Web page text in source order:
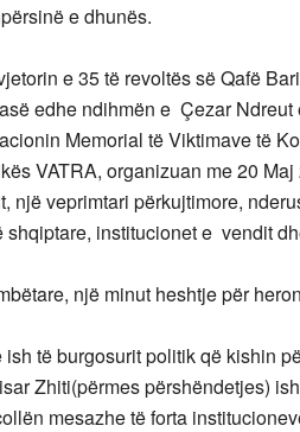
e dhunës.
e 35 të revoltës së Qafë
edhe ndihmën e Çezar Ndreut
Memorial të Viktimave të
VATRA, organizuan me 20
një veprimtari përkujtimore,
shqiptare, institucionet e vendit
një minut heshtje për
të burgosurit politik që kishin
Zhiti(përmes përshëndetjes)
mesazhe të forta